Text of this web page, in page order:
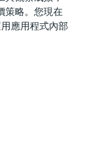
策略。您現在
應用程式內部